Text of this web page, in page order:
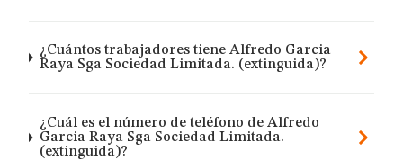
¿Cuántos trabajadores tiene Alfredo Garcia
Raya Sga Sociedad Limitada. (extinguida)?
¿Cuál es el número de teléfono de Alfredo
Garcia Raya Sga Sociedad Limitada.
(extinguida)?